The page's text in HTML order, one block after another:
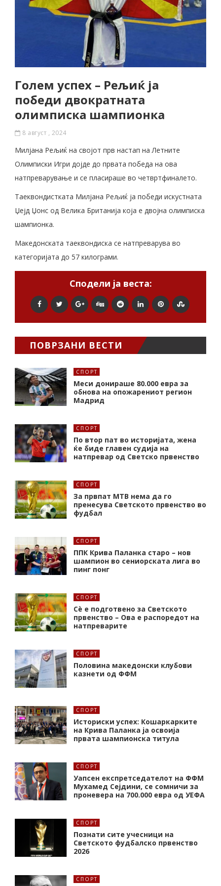
Голем успех – Рељиќ ја
победи двократната
олимписка шампионка
8 август , 2024
Милјана Рељиќ на својот прв настап на Летните
Олимписки Игри дојде до првата победа на ова
натпреварување и се пласираше во четвртфиналето.
Таеквондистката Милјана Рељиќ ја победи искустната
Џејд Џонс од Велика Британија која е двојна олимписка
шампионка.
Македонската таеквондиска се натпреварува во
категоријата до 57 килограми.
Сподели ја веста:
ПОВРЗАНИ ВЕСТИ
СПОРТ
Меси донираше 80.000 евра за
обнова на опожарениот регион
Мадрид
СПОРТ
По втор пат во историјата, жена
ќе биде главен судија на
натпревар од Светско првенство
СПОРТ
За првпат МТВ нема да го
пренесува Светското првенство во
фудбал
СПОРТ
ППК Крива Паланка старо – нов
шампион во сениорската лига во
пинг понг
СПОРТ
Сè е подготвено за Светското
првенство – Ова е распоредот на
натпреварите
СПОРТ
Половина македонски клубови
казнети од ФФМ
СПОРТ
Историски успех: Кошаркарките
на Крива Паланка ја освоија
првата шампионска титула
СПОРТ
Уапсен експретседателот на ФФМ
Мухамед Сејдини, се сомничи за
проневера на 700.000 евра од УЕФА
СПОРТ
Познати сите учесници на
Светското фудбалско првенство
2026
СПОРТ